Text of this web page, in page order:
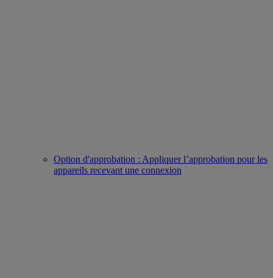
Option d'approbation : Appliquer l’approbation pour les
appareils recevant une connexion